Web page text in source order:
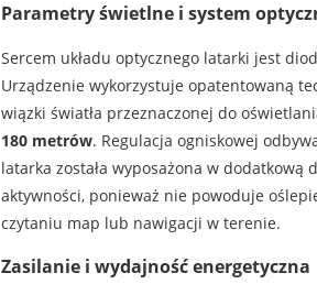
Parametry świetlne i system
Sercem układu optycznego latarki jest
Urządzenie wykorzystuje opatentowaną
wiązki światła przeznaczonej do
180 metrów. Regulacja ogniskowej
latarka została wyposażona w
aktywności, ponieważ nie powoduje
czytaniu map lub nawigacji w terenie.
Zasilanie i wydajność energetyczna